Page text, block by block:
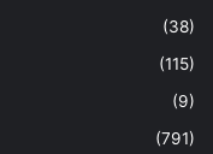
(38)
(115)
(9)
(791)